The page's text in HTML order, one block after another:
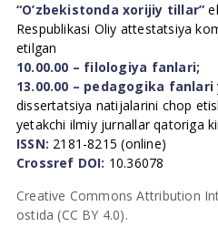
“O’zbekistonda xorijiy tillar”
Respublikasi Oliy attestatsiya
etilgan
10.00.00 – filologiya fanlari;
13.00.00 – pedagogika fanlari
dissertatsiya natijalarini chop
yetakchi ilmiy jurnallar qatoriga
ISSN: 2181-8215 (online)
Crossref DOI: 10.36078
Creative Commons Attribution
ostida (CC BY 4.0).